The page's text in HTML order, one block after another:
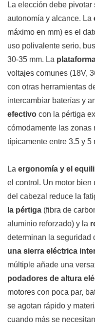
La elección debe
autonomía y alcance. La
máximo en mm) es el
uso polivalente serio,
30-35 mm. La
voltajes comunes (18V,
con otras herramientas
intercambiar baterías y
efectivo con la pértiga
cómodamente las zonas
típicamente entre 3.5 y 5
La ergonomía y el
el control. Un motor bien
del cabezal reduce la
la pértiga (fibra de
aluminio reforzado) y la
determinan la seguridad
una sierra eléctrica
múltiple añade una
podadores de altura
motores con poca par,
se agotan rápido y
cuando más se